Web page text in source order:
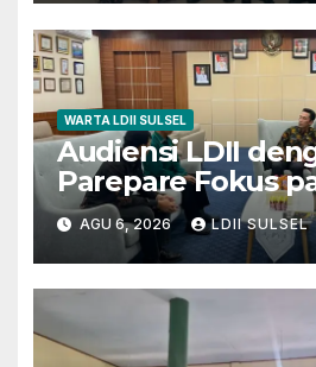
WARTA LDII SULSEL
Audiensi LDII
Parepare Fokus
Pembinaan
dan 29 Karakter
AGU 6, 2026 LDII SULSEL